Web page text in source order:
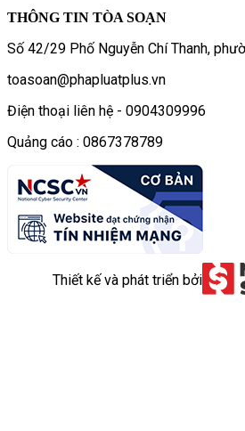
THÔNG TIN TÒA SOẠN
Số 42/29 Phố Nguyễn Chí Thanh,
toasoan@phapluatplus.vn
Điện thoại liên hệ - 0904309996
Quảng cáo : 0867378789
Thiết kế và phát triển bởi